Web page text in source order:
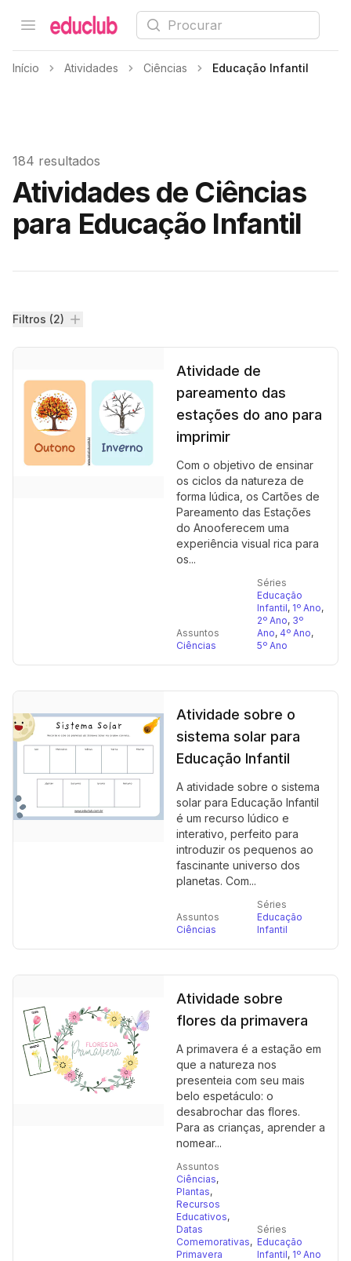
Open menu
Educlub Procurar
Início Atividades Ciências Educação Infantil
184 resultados
Atividades de Ciências
para Educação Infantil
Filtros
Filtros (2)
Atividade de
pareamento das
estações do ano para
imprimir
Com o objetivo de ensinar
os ciclos da natureza de
forma lúdica, os Cartões de
Pareamento das Estações
do Anooferecem uma
experiência visual rica para
os...
Assuntos
Ciências
Séries
Educação
Infantil, 1º Ano,
2º Ano, 3º
Ano, 4º Ano,
5º Ano
Atividade sobre o
sistema solar para
Educação Infantil
A atividade sobre o sistema
solar para Educação Infantil
é um recurso lúdico e
interativo, perfeito para
introduzir os pequenos ao
fascinante universo dos
planetas. Com...
Assuntos
Ciências
Séries
Educação
Infantil
Atividade sobre
flores da primavera
A primavera é a estação em
que a natureza nos
presenteia com seu mais
belo espetáculo: o
desabrochar das flores.
Para as crianças, aprender a
nomear...
Assuntos
Ciências,
Plantas,
Recursos
Educativos,
Datas
Comemorativas,
Primavera
Séries
Educação
Infantil, 1º Ano